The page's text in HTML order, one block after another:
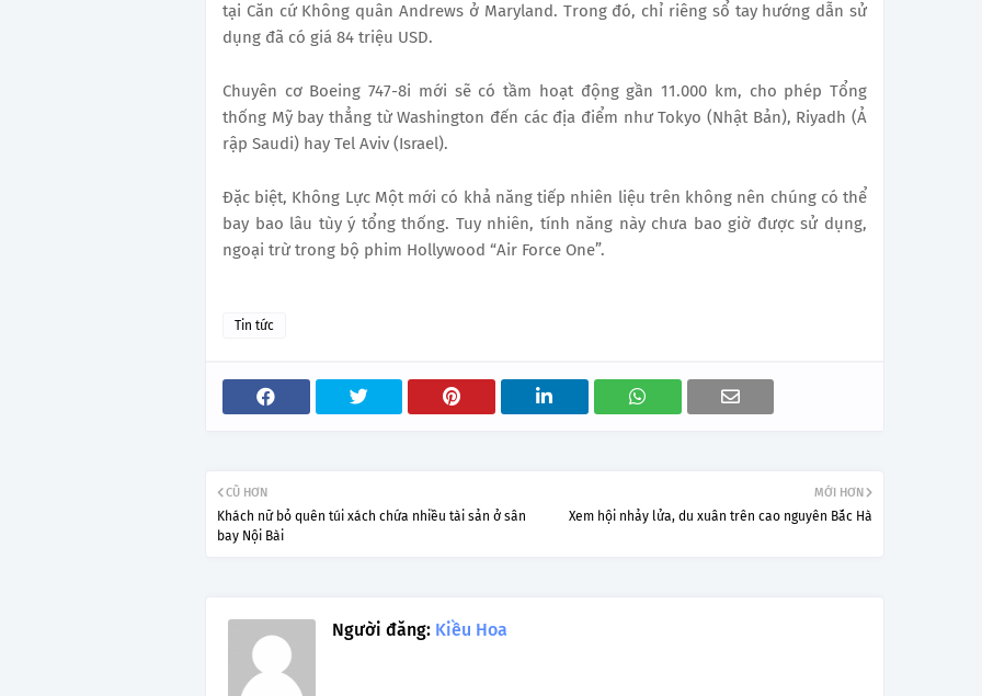
tại Căn cứ Không quân Andrews ở Maryland. Trong đó, chỉ riêng sổ tay hướng dẫn sử
dụng đã có giá 84 triệu USD.
Chuyên cơ Boeing 747-8i mới sẽ có tầm hoạt động gần 11.000 km, cho phép Tổng
thống Mỹ bay thẳng từ Washington đến các địa điểm như Tokyo (Nhật Bản), Riyadh (Ả
rập Saudi) hay Tel Aviv (Israel).
Đặc biệt, Không Lực Một mới có khả năng tiếp nhiên liệu trên không nên chúng có thể
bay bao lâu tùy ý tổng thống. Tuy nhiên, tính năng này chưa bao giờ được sử dụng,
ngoại trừ trong bộ phim Hollywood “Air Force One”.
Tin tức
MỚI HƠN
Xem hội nhảy lửa, du xuân trên cao nguyên Bắc Hà
CŨ HƠN
Khách nữ bỏ quên túi xách chứa nhiều tài sản ở sân
bay Nội Bài
Người đăng: Kiều Hoa